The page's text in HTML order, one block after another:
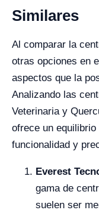
Similares
Al comparar la
otras opciones en
aspectos que la
Analizando las
Veterinaria y
ofrece un
funcionalidad y
Everest
gama de
suelen ser